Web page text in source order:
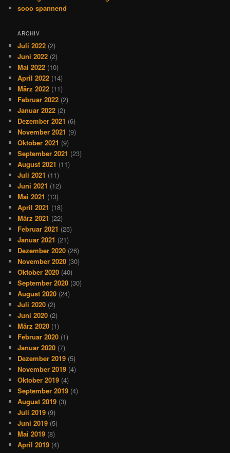
sooo spannend
ARCHIV
Juli 2022 (2)
Juni 2022 (2)
Mai 2022 (10)
April 2022 (14)
März 2022 (11)
Februar 2022 (2)
Januar 2022 (2)
Dezember 2021 (6)
November 2021 (9)
Oktober 2021 (9)
September 2021 (23)
August 2021 (11)
Juli 2021 (11)
Juni 2021 (12)
Mai 2021 (13)
April 2021 (18)
März 2021 (22)
Februar 2021 (25)
Januar 2021 (21)
Dezember 2020 (26)
November 2020 (30)
Oktober 2020 (40)
September 2020 (30)
August 2020 (24)
Juli 2020 (2)
Juni 2020 (2)
März 2020 (1)
Februar 2020 (1)
Januar 2020 (7)
Dezember 2019 (5)
November 2019 (4)
Oktober 2019 (4)
September 2019 (4)
August 2019 (3)
Juli 2019 (9)
Juni 2019 (5)
Mai 2019 (8)
April 2019 (4)